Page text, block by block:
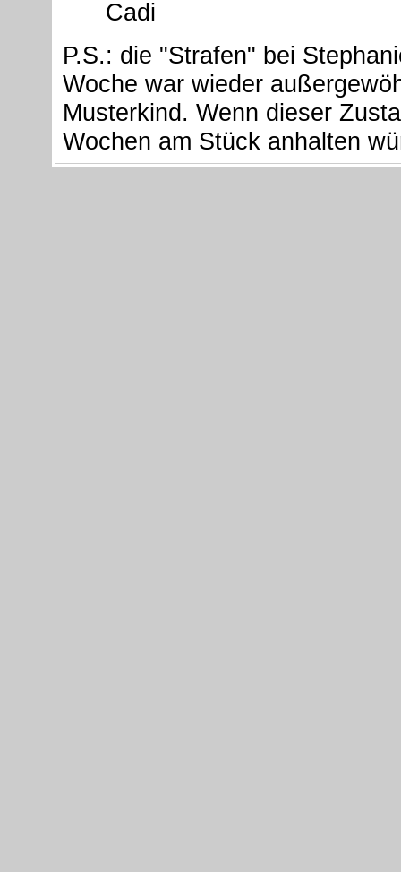
Cadi
P.S.: die "Strafen" bei
Woche war wieder
Musterkind. Wenn dieser
Wochen am Stück anhalten